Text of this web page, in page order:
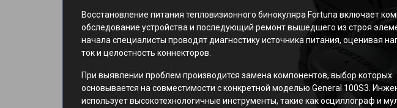
Восстановление питания тепловизионного бинокуляра Fortuna включает
обследование устройства и последующий ремонт вышедшего из строя
начала специалисты проводят диагностику источника питания, оценивая
ток и целостность коннекторов.
При выявлении проблем производится замена компонентов, выбор которых
основывается на совместимости с конкретной моделью General 100S3.
использует высокотехнологичные инструменты, такие как осциллограф и